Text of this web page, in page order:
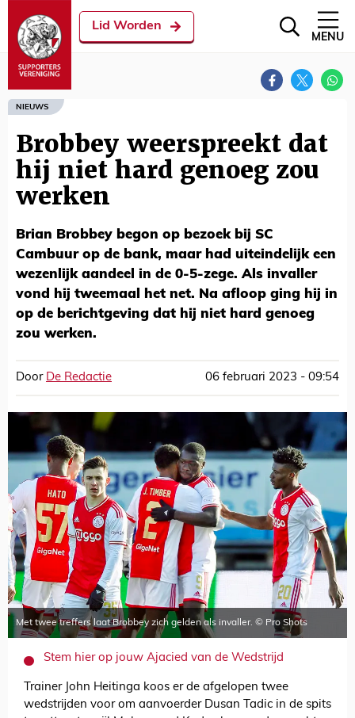
Lid Worden
MENU
NIEUWS
Brobbey weerspreekt dat
hij niet hard genoeg zou
werken
Brian Brobbey begon op bezoek bij SC
Cambuur op de bank, maar had uiteindelijk een
wezenlijk aandeel in de 0-5-zege. Als invaller
vond hij tweemaal het net. Na afloop ging hij in
op de berichtgeving dat hij niet hard genoeg
zou werken.
Door De Redactie 06 februari 2023 - 09:54
Met twee treffers laat Brobbey zich gelden als invaller. © Pro Shots
Stem hier op jouw Ajacied van de Wedstrijd
Trainer John Heitinga koos er de afgelopen twee
wedstrijden voor om aanvoerder Dusan Tadic in de spits